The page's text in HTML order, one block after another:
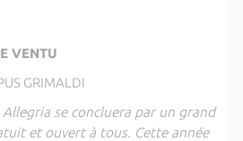
VENTU
GRIMALDI
Allegria se concluera par un grand
et ouvert à tous. Cette année